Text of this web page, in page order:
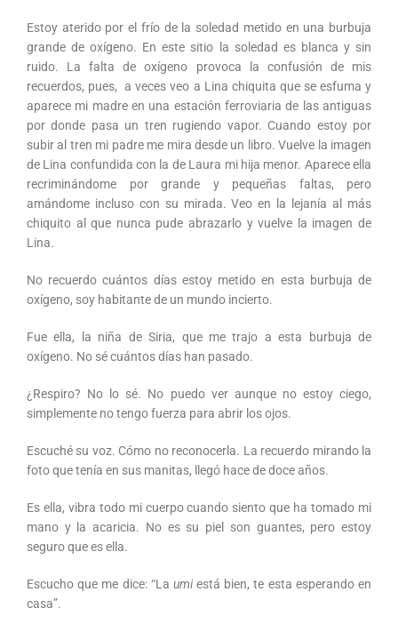
Estoy aterido por el frío de la soledad metido en una burbuja
grande de oxígeno. En este sitio la soledad es blanca y sin
ruido. La falta de oxígeno provoca la confusión de mis
recuerdos, pues, a veces veo a Lina chiquita que se esfuma y
aparece mi madre en una estación ferroviaria de las antiguas
por donde pasa un tren rugiendo vapor. Cuando estoy por
subir al tren mi padre me mira desde un libro. Vuelve la imagen
de Lina confundida con la de Laura mi hija menor. Aparece ella
recriminándome por grande y pequeñas faltas, pero
amándome incluso con su mirada. Veo en la lejanía al más
chiquito al que nunca pude abrazarlo y vuelve la imagen de
Lina.
No recuerdo cuántos días estoy metido en esta burbuja de
oxígeno, soy habitante de un mundo incierto.
Fue ella, la niña de Siria, que me trajo a esta burbuja de
oxígeno. No sé cuántos días han pasado.
¿Respiro? No lo sé. No puedo ver aunque no estoy ciego,
simplemente no tengo fuerza para abrir los ojos.
Escuché su voz. Cómo no reconocerla. La recuerdo mirando la
foto que tenía en sus manitas, llegó hace de doce años.
Es ella, vibra todo mi cuerpo cuando siento que ha tomado mi
mano y la acaricia. No es su piel son guantes, pero estoy
seguro que es ella.
Escucho que me dice: “La umiestá bien, te esta esperando en
casa”.